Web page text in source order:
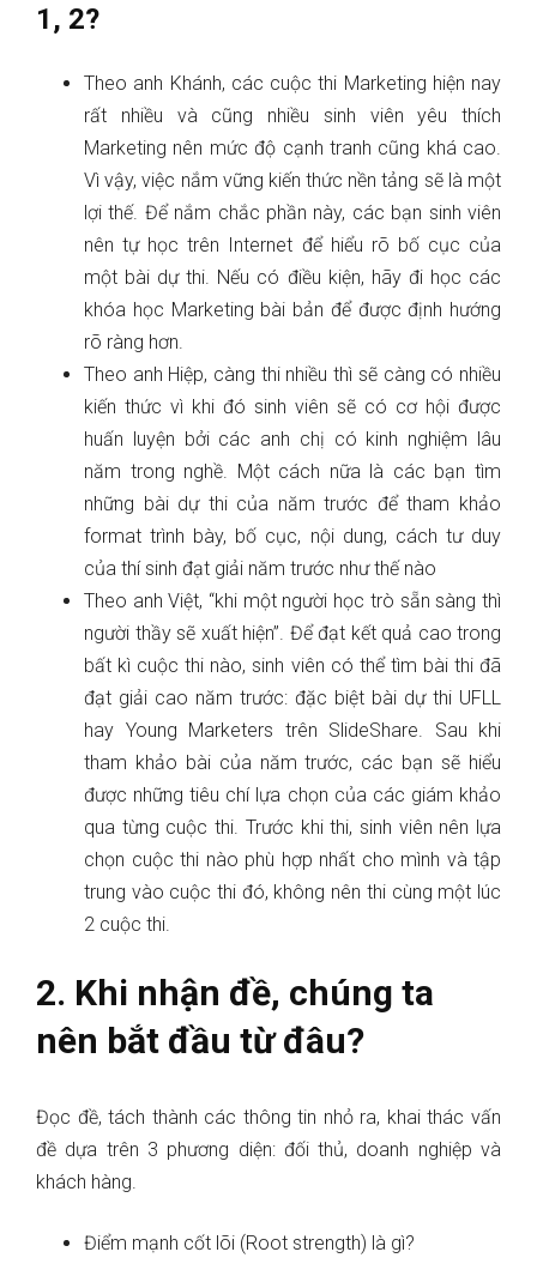
1, 2?
Theo anh Khánh, các cuộc thi Marketing hiện nay
rất nhiều và cũng nhiều sinh viên yêu thích
Marketing nên mức độ cạnh tranh cũng khá cao.
Vì vậy, việc nắm vững kiến thức nền tảng sẽ là một
lợi thế. Để nắm chắc phần này, các bạn sinh viên
nên tự học trên Internet để hiểu rõ bố cục của
một bài dự thi. Nếu có điều kiện, hãy đi học các
khóa học Marketing bài bản để được định hướng
rõ ràng hơn.
Theo anh Hiệp, càng thi nhiều thì sẽ càng có nhiều
kiến thức vì khi đó sinh viên sẽ có cơ hội được
huấn luyện bởi các anh chị có kinh nghiệm lâu
năm trong nghề. Một cách nữa là các bạn tìm
những bài dự thi của năm trước để tham khảo
format trình bày, bố cục, nội dung, cách tư duy
của thí sinh đạt giải năm trước như thế nào
Theo anh Việt, “khi một người học trò sẵn sàng thì
người thầy sẽ xuất hiện”. Để đạt kết quả cao trong
bất kì cuộc thi nào, sinh viên có thể tìm bài thi đã
đạt giải cao năm trước: đặc biệt bài dự thi UFLL
hay Young Marketers trên SlideShare. Sau khi
tham khảo bài của năm trước, các bạn sẽ hiểu
được những tiêu chí lựa chọn của các giám khảo
qua từng cuộc thi. Trước khi thi, sinh viên nên lựa
chọn cuộc thi nào phù hợp nhất cho mình và tập
trung vào cuộc thi đó, không nên thi cùng một lúc
2 cuộc thi.
2. Khi nhận đề, chúng ta
nên bắt đầu từ đâu?
Đọc đề, tách thành các thông tin nhỏ ra, khai thác vấn
đề dựa trên 3 phương diện: đối thủ, doanh nghiệp và
khách hàng.
Điểm mạnh cốt lõi (Root strength) là gì?